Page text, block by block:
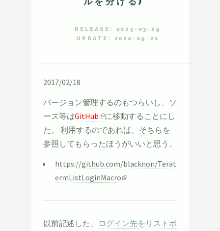
RELEASE: 2015-03-29
UPDATE: 2020-09-21
2017/02/18
バージョン管理するのもつらいし、ソ
ース等はGitHub
に移動することにし
た。 利用するのであれば、そちらを
参照してもらったほうがいいと思う。
https://github.com/blacknon/Terat
ermListLoginMacro
以前記述した、
ログイン先をリストボ